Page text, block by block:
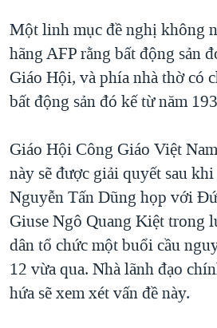
Một linh mục đề nghị không
hãng AFP rằng bất động sản
Giáo Hội, và phía nhà thờ có
bất động sản đó kế từ năm
Giáo Hội Công Giáo Việt
này sẽ được giải quyết sau
Nguyễn Tấn Dũng họp với
Giuse Ngô Quang Kiệt trong
dân tổ chức một buổi cầu
12 vừa qua. Nhà lãnh đạo
hứa sẽ xem xét vấn đề này.